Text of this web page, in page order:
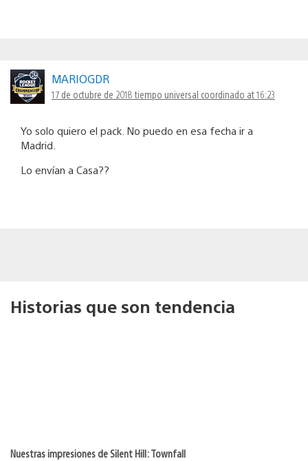
MARIOGDR
17 de octubre de 2018 tiempo universal coordinado at 16:23
Yo solo quiero el pack. No puedo en esa fecha ir a
Madrid.
Lo envían a Casa??
Historias que son tendencia
Nuestras impresiones de Silent Hill: Townfall